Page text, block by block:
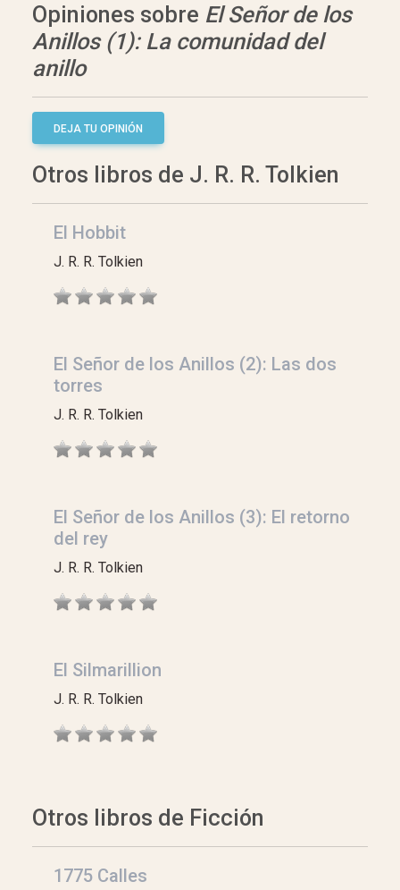
Opiniones sobre El Señor de los
Anillos (1): La comunidad del
anillo
DEJA TU OPINIÓN
Otros libros de J. R. R. Tolkien
El Hobbit
J. R. R. Tolkien
El Señor de los Anillos (2): Las dos
torres
J. R. R. Tolkien
El Señor de los Anillos (3): El retorno
del rey
J. R. R. Tolkien
El Silmarillion
J. R. R. Tolkien
Otros libros de Ficción
1775 Calles